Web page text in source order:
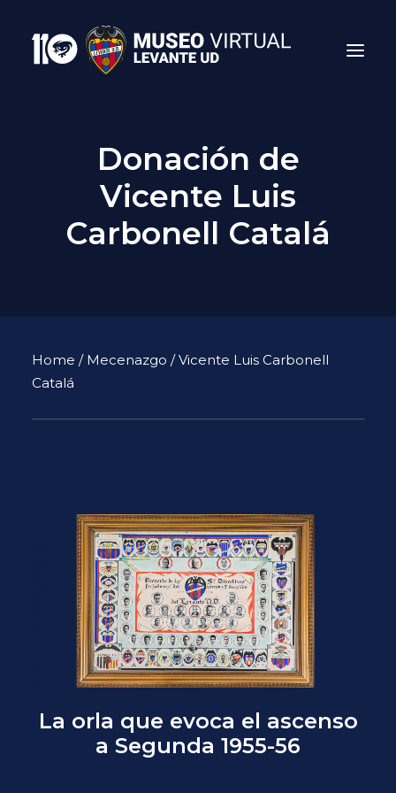
Donación de
Vicente Luis
Carbonell Catalá
Home / Mecenazgo / Vicente Luis Carbonell
Catalá
La orla que evoca el ascenso
a Segunda 1955-56